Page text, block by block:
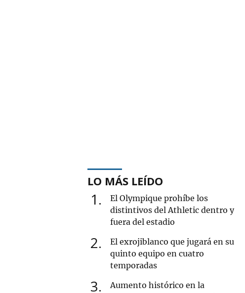
LO MÁS LEÍDO
1
El Olympique prohíbe los
distintivos del Athletic dentro y
fuera del estadio
2
El exrojiblanco que jugará en su
quinto equipo en cuatro
temporadas
3
Aumento histórico en la